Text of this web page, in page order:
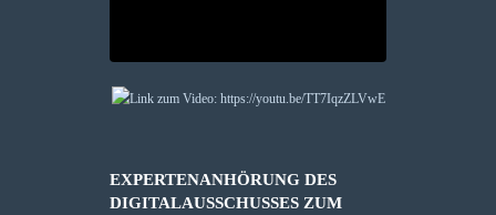
EXPERTENANHÖRUNG DES
DIGITALAUSSCHUSSES ZUM